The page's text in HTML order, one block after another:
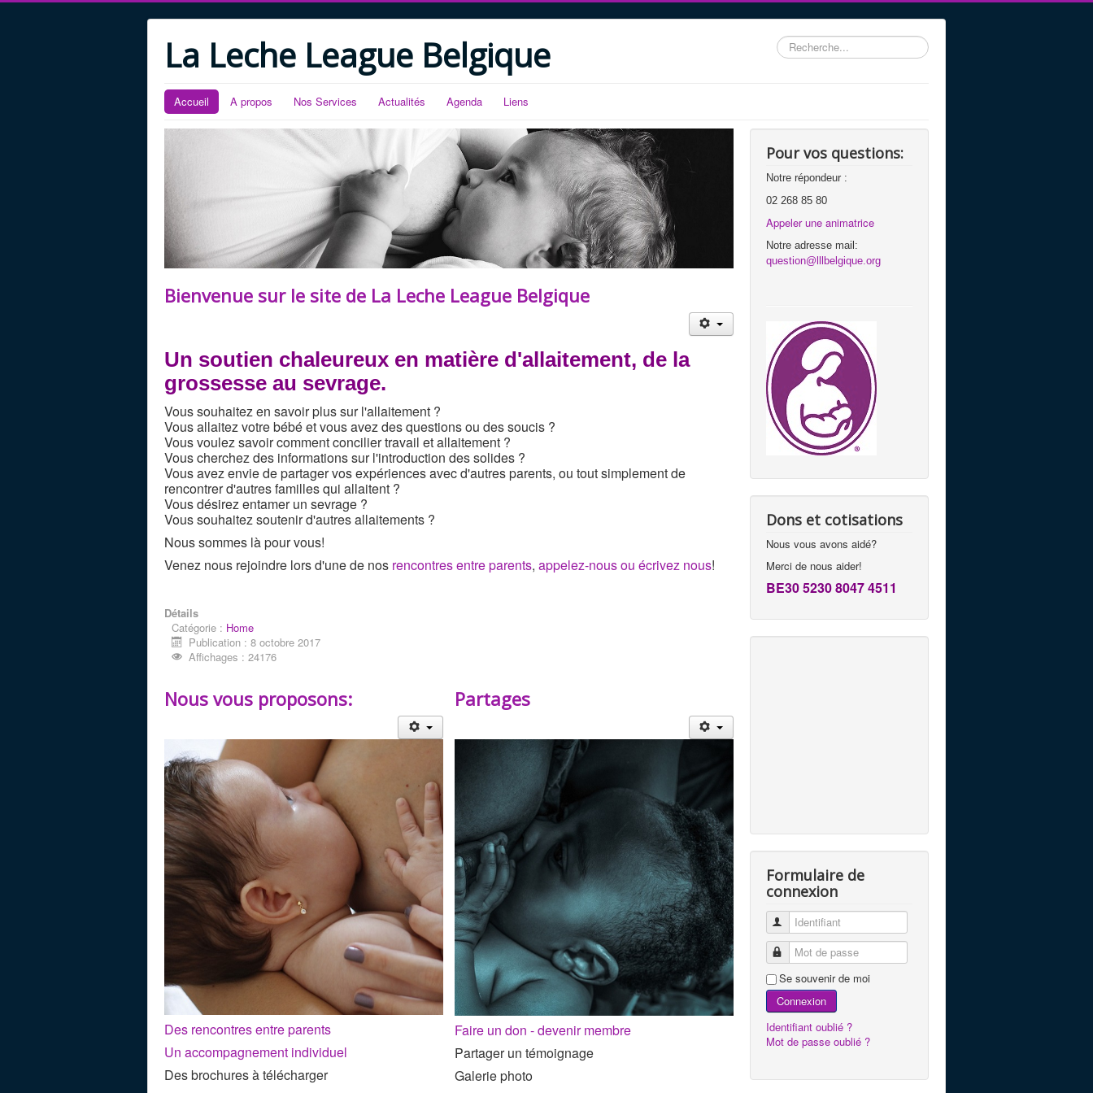
La Leche League Belgique Rechercher
Accueil A propos Nos Services Actualités Agenda Liens
Bienvenue sur le site de La Leche League Belgique
Un soutien chaleureux en matière d'allaitement, de la
grossesse au sevrage.
Vous souhaitez en savoir plus sur l'allaitement ?
Vous allaitez votre bébé et vous avez des questions ou des soucis ?
Vous voulez savoir comment concilier travail et allaitement ?
Vous cherchez des informations sur l'introduction des solides ?
Vous avez envie de partager vos expériences avec d'autres parents, ou tout simplement de
rencontrer d'autres familles qui allaitent ?
Vous désirez entamer un sevrage ?
Vous souhaitez soutenir d'autres allaitements ?
Nous sommes là pour vous!
Venez nous rejoindre lors d'une de nos rencontres entre parents, appelez-nous ou écrivez nous!
Détails
Catégorie : Home
Publication : 8 octobre 2017
Affichages : 24176
Nous vous proposons:
Des rencontres entre parents
Un accompagnement individuel
Des brochures à télécharger
Partages
Faire un don - devenir membre
Partager un témoignage
Galerie photo
Pour vos questions:
Notre répondeur :
02 268 85 80
Appeler une animatrice
Notre adresse mail:
question@lllbelgique.org
Dons et cotisations
Nous vous avons aidé?
Merci de nous aider!
BE30 5230 8047 4511
Formulaire de
connexion
Identifiant
Mot de passe
Se souvenir de moi
Connexion
Identifiant oublié ?
Mot de passe oublié ?